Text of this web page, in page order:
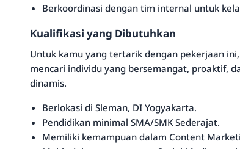
Berkoordinasi dengan tim internal untuk
Kualifikasi yang Dibutuhkan
Untuk kamu yang tertarik dengan pekerjaan
mencari individu yang bersemangat, proaktif,
dinamis.
Berlokasi di Sleman, DI Yogyakarta.
Pendidikan minimal SMA/SMK Sederajat.
Memiliki kemampuan dalam Content